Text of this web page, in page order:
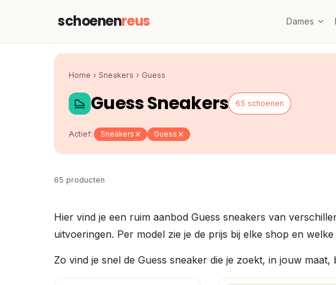
schoenenreus Dames
Home › Sneakers › Guess
Guess Sneakers 65 schoenen
Actief: Sneakers Guess
65 producten
Hier vind je een ruim aanbod Guess sneakers van
uitvoeringen. Per model zie je de prijs bij elke shop en
Zo vind je snel de Guess sneaker die je zoekt, in jouw